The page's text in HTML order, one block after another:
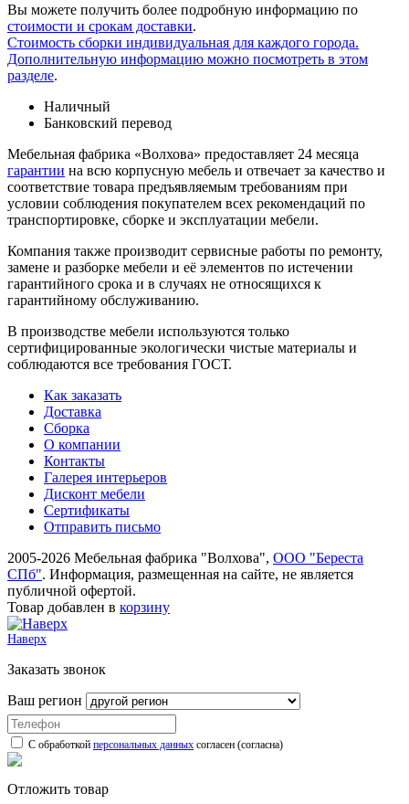
Вы можете получить более подробную информацию по
стоимости и срокам доставки.
Стоимость сборки индивидуальная для каждого города.
Дополнительную информацию можно посмотреть в этом
разделе.
Наличный
Банковский перевод
Мебельная фабрика «Волхова» предоставляет 24 месяца
гарантии на всю корпусную мебель и отвечает за качество и
соответствие товара предъяв­ляе­мым требованиям при
условии соблюдения покупателем всех рекомендаций по
транспорти­ровке, сборке и эксплуатации мебели.
Компания также производит сервисные работы по ремонту,
замене и разборке мебели и её элементов по истечении
гарантийного срока и в случаях не относящихся к
гарантийному обслуживанию.
В производстве мебели используются только
сертифицированные экологически чистые материалы и
соблюдаются все требования ГОСТ.
Как заказать
Доставка
Сборка
О компании
Контакты
Галерея интерьеров
Дисконт мебели
Сертификаты
Отправить письмо
2005-2026 Мебельная фабрика "Волхова", ООО "Береста
СПб". Информация, размещенная на сайте, не является
публичной офертой.
Товар добавлен в корзину
Наверх
Заказать звонок
Ваш регион
С обработкой персональных данных согласен (согласна)
Отложить товар